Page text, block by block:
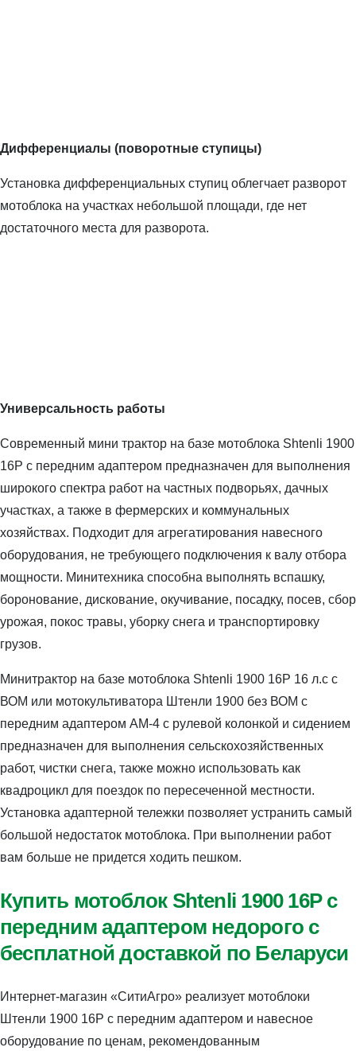
Дифференциалы (поворотные ступицы)
Установка дифференциальных ступиц облегчает разворот
мотоблока на участках небольшой площади, где нет
достаточного места для разворота.
Универсальность работы
Современный мини трактор на базе мотоблока Shtenli 1900
16P с передним адаптером предназначен для выполнения
широкого спектра работ на частных подворьях, дачных
участках, а также в фермерских и коммунальных
хозяйствах. Подходит для агрегатирования навесного
оборудования, не требующего подключения к валу отбора
мощности. Минитехника способна выполнять вспашку,
боронование, дискование, окучивание, посадку, посев, сбор
урожая, покос травы, уборку снега и транспортировку
грузов.
Минитрактор на базе мотоблока Shtenli 1900 16P 16 л.с с
ВОМ или мотокультиватора Штенли 1900 без ВОМ с
передним адаптером АМ-4 с рулевой колонкой и сидением
предназначен для выполнения сельскохозяйственных
работ, чистки снега, также можно использовать как
квадроцикл для поездок по пересеченной местности.
Установка адаптерной тележки позволяет устранить самый
большой недостаток мотоблока. При выполнении работ
вам больше не придется ходить пешком.
Купить мотоблок Shtenli 1900 16P с
передним адаптером недорого с
бесплатной доставкой по Беларуси
Интернет-магазин «СитиАгро» реализует мотоблоки
Штенли 1900 16P с передним адаптером и навесное
оборудование по ценам, рекомендованным